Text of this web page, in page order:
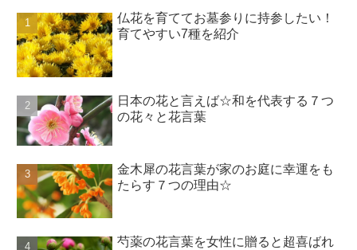
仏花を育ててお墓参りに持参したい！
育てやすい7種を紹介
日本の花と言えば☆和を代表する７つ
の花々と花言葉
金木犀の花言葉が家のお庭に幸運をも
たらす７つの理由☆
芍薬の花言葉を女性に贈ると超喜ばれ